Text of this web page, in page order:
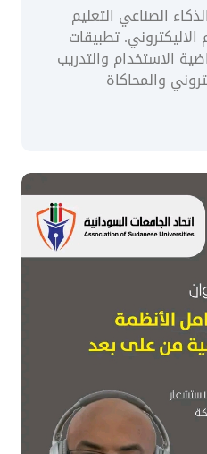
الصناعي التعليم
الاليكتروني. تطبيقات
الاستخدام والتدريب
والمحاكاة